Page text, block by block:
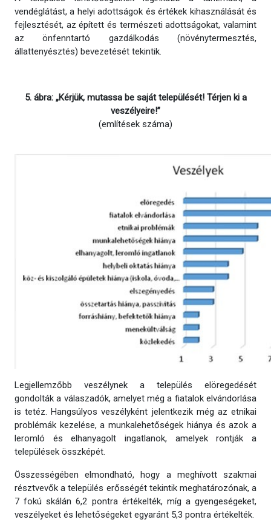
vendéglátást, a helyi adottságok és értékek kihasználását és
fejlesztését, az épített és természeti adottságokat, valamint
az önfenntartó gazdálkodás (növénytermesztés,
állattenyésztés) bevezetését tekintik.
5. ábra: „Kérjük, mutassa be saját települését! Térjen ki a
veszélyeire!”
(említések száma)
Legjellemzőbb veszélynek a település elöregedését
gondolták a válaszadók, amelyet még a fiatalok elvándorlása
is tetéz. Hangsúlyos veszélyként jelentkezik még az etnikai
problémák kezelése, a munkalehetőségek hiánya és azok a
leromló és elhanyagolt ingatlanok, amelyek rontják a
települések összképét.
Összességében elmondható, hogy a meghívott szakmai
résztvevők a település erősségét tekintik meghatározónak, a
7 fokú skálán 6,2 pontra értékelték, míg a gyengeségeket,
veszélyeket és lehetőségeket egyaránt 5,3 pontra értékelték.